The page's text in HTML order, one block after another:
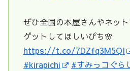
ぜひ全国の本屋さんやネッ
ゲットしてほしいぴち🌸
https://t.co/7DZfq3M5QI
#kirapichi
#すみっコぐら